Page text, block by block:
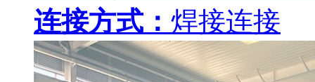
连接方式： 焊接连接